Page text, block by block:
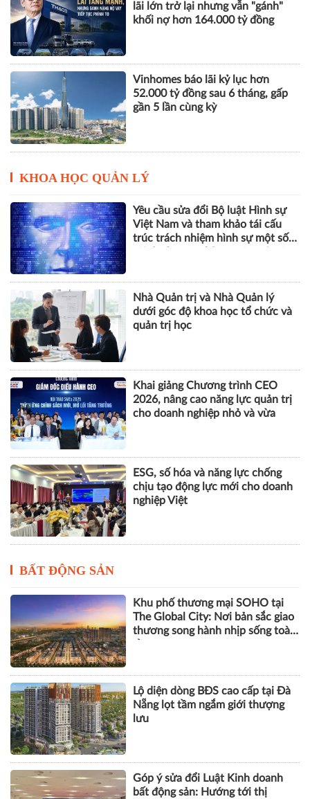
lãi lớn trở lại nhưng vẫn "gánh"
khối nợ hơn 164.000 tỷ đồng
Vinhomes báo lãi kỷ lục hơn
52.000 tỷ đồng sau 6 tháng, gấp
gần 5 lần cùng kỳ
KHOA HỌC QUẢN LÝ
Yêu cầu sửa đổi Bộ luật Hình sự
Việt Nam và tham khảo tái cấu
trúc trách nhiệm hình sự một số
Nhà Quản trị và Nhà Quản lý
dưới góc độ khoa học tổ chức và
quản trị học
Khai giảng Chương trình CEO
2026, nâng cao năng lực quản trị
cho doanh nghiệp nhỏ và vừa
ESG, số hóa và năng lực chống
chịu tạo động lực mới cho doanh
nghiệp Việt
BẤT ĐỘNG SẢN
Khu phố thương mại SOHO tại
The Global City: Nơi bản sắc giao
thương song hành nhịp sống toàn
Lộ diện dòng BĐS cao cấp tại Đà
Nẵng lọt tầm ngắm giới thượng
lưu
Góp ý sửa đổi Luật Kinh doanh
bất động sản: Hướng tới thị